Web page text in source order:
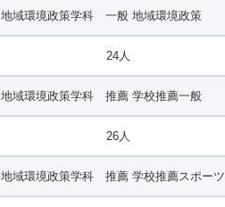
地域環境政策学科 一般 地域環境政策
24人
地域環境政策学科 推薦 学校推薦一般
26人
地域環境政策学科 推薦 学校推薦スポーツ